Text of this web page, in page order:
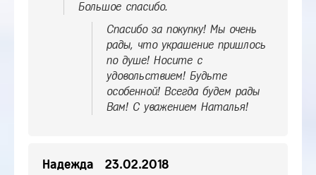
Большое спасибо.
Спасибо за покупку! Мы очень
рады, что украшение пришлось
по душе! Носите с
удовольствием! Будьте
особенной! Всегда будем рады
Вам! С уважением Наталья!
Надежда 23.02.2018